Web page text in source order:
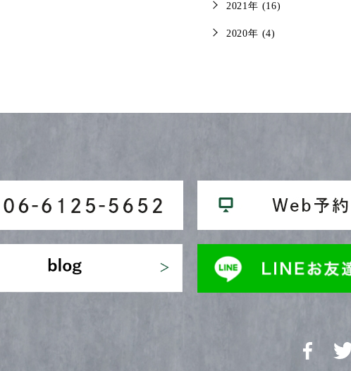
2021年 (16)
2020年 (4)